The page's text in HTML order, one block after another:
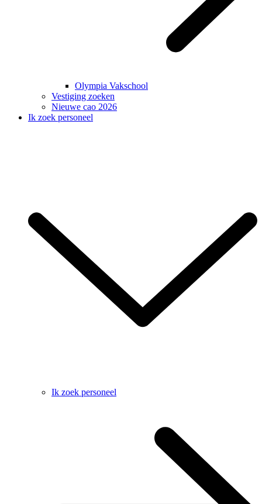
Olympia Vakschool
Vestiging zoeken
Nieuwe cao 2026
Ik zoek personeel
Ik zoek personeel